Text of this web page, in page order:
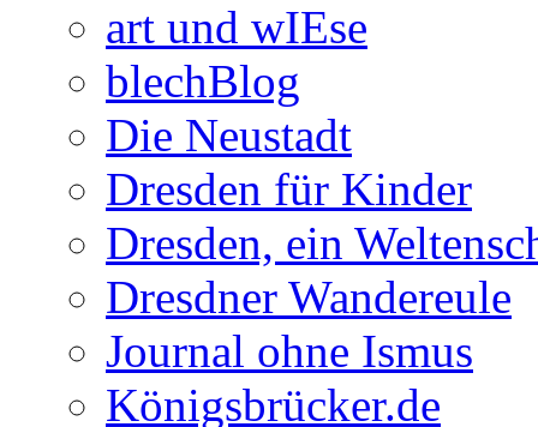
art und wIEse
blechBlog
Die Neustadt
Dresden für Kinder
Dresden, ein
Dresdner Wandereule
Journal ohne Ismus
Königsbrücker.de